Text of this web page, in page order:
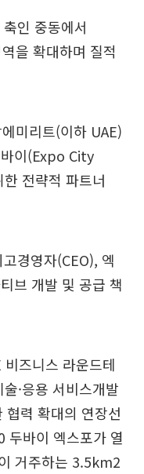
인 중동에서
을 확대하며 질적
미리트(이하 UAE)
이(Expo City
전략적 파트너
경영자(CEO), 엑
브 개발 및 공급 책
즈니스 라운드테
·응용 서비스개발
협력 확대의 연장선
두바이 엑스포가 열
거주하는 3.5km2